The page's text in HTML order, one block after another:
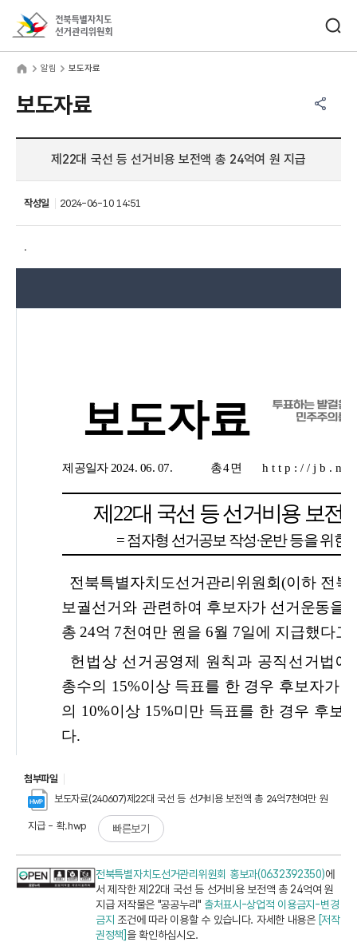
알림 보도자료
보도자료
제22대 국선 등 선거비용 보전액 총 24억여 원 지급
작성일 2024-06-10 14:51
.
첨부파일
보도자료(240607)제22대 국선 등 선거비용 보전액 총 24억7천여만 원
지급 - 확.hwp 빠른보기
전북특별자치도선거관리위원회 홍보과(0632392350)에
서 제작한 제22대 국선 등 선거비용 보전액 총 24억여 원
지급 저작물은 "공공누리" 출처표시-상업적 이용금지-변경
금지 조건에 따라 이용할 수 있습니다. 자세한 내용은 [저작
권정책]을 확인하십시오.